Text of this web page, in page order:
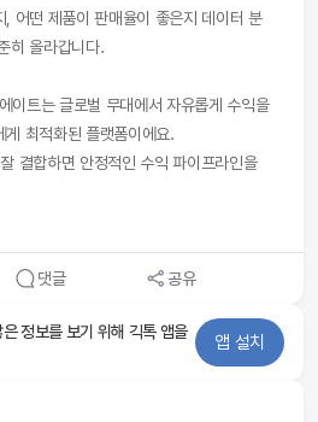
, 어떤 제품이 판매율이 좋은지 데이터 분
히 올라갑니다.
이트는 글로벌 무대에서 자유롭게 수익을
최적화된 플랫폼이에요.
결합하면 안정적인 수익 파이프라인을
댓글 공유
정보를 보기 위해 긱톡 앱을
앱 설치